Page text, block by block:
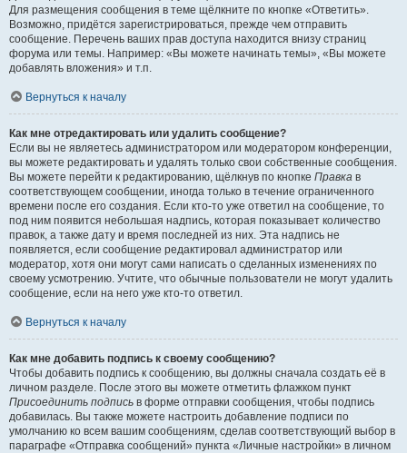
Для размещения сообщения в теме щёлкните по кнопке «Ответить».
Возможно, придётся зарегистрироваться, прежде чем отправить
сообщение. Перечень ваших прав доступа находится внизу страниц
форума или темы. Например: «Вы можете начинать темы», «Вы можете
добавлять вложения» и т.п.
Вернуться к началу
Как мне отредактировать или удалить сообщение?
Если вы не являетесь администратором или модератором конференции,
вы можете редактировать и удалять только свои собственные сообщения.
Вы можете перейти к редактированию, щёлкнув по кнопке Правка в
соответствующем сообщении, иногда только в течение ограниченного
времени после его создания. Если кто-то уже ответил на сообщение, то
под ним появится небольшая надпись, которая показывает количество
правок, а также дату и время последней из них. Эта надпись не
появляется, если сообщение редактировал администратор или
модератор, хотя они могут сами написать о сделанных изменениях по
своему усмотрению. Учтите, что обычные пользователи не могут удалить
сообщение, если на него уже кто-то ответил.
Вернуться к началу
Как мне добавить подпись к своему сообщению?
Чтобы добавить подпись к сообщению, вы должны сначала создать её в
личном разделе. После этого вы можете отметить флажком пункт
Присоединить подпись в форме отправки сообщения, чтобы подпись
добавилась. Вы также можете настроить добавление подписи по
умолчанию ко всем вашим сообщениям, сделав соответствующий выбор в
параграфе «Отправка сообщений» пункта «Личные настройки» в личном